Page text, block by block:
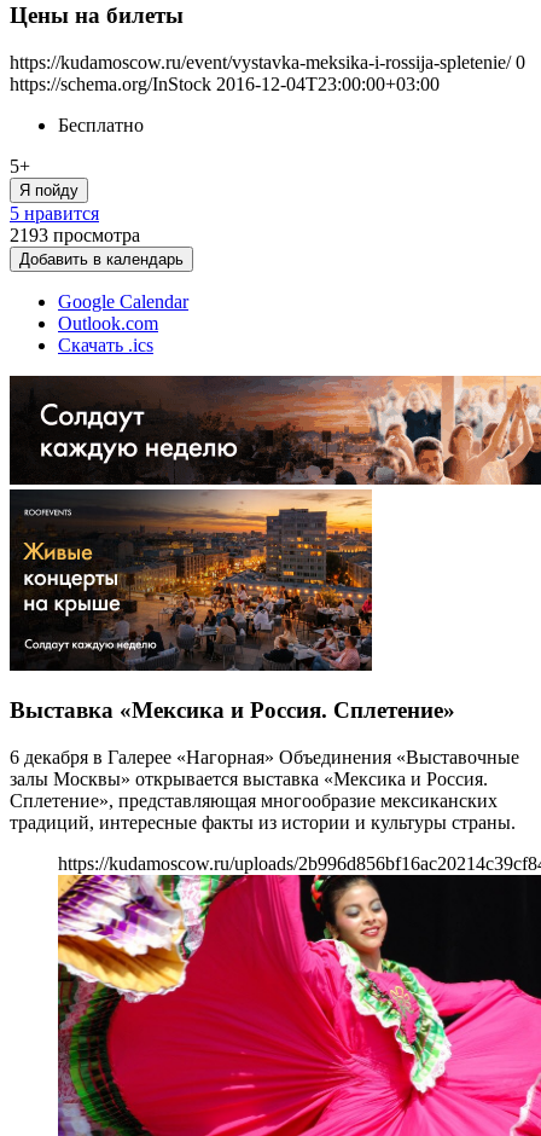
Цены на билеты
https://kudamoscow.ru/event/vystavka-meksika-i-rossija-spletenie/ 0
https://schema.org/InStock 2016-12-04T23:00:00+03:00
Бесплатно
5+
Я пойду
5 нравится
2193 просмотра
Добавить в календарь
Google Calendar
Outlook.com
Скачать .ics
Выставка «Мексика и Россия. Сплетение»
6 декабря в Галерее «Нагорная» Объединения «Выставочные
залы Москвы» открывается выставка «Мексика и Россия.
Сплетение», представляющая многообразие мексиканских
традиций, интересные факты из истории и культуры страны.
https://kudamoscow.ru/uploads/